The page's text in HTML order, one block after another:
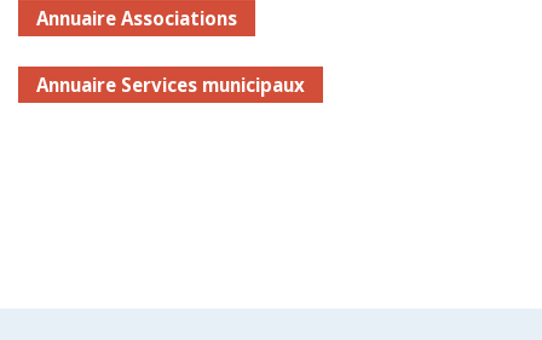
Annuaire Associations
Annuaire Services municipaux